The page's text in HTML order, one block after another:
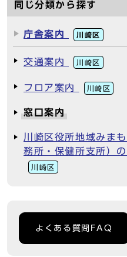
同じ分類から探す
庁舎案内 川崎区
交通案内 川崎区
フロア案内 川崎区
窓口案内
川崎区役所地域みま
務所・保健所支所）
川崎区
よくある質問FAQ